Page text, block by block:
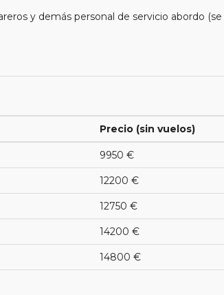
y demás personal de servicio abordo
Precio (sin vuelos)
9950 €
12200 €
12750 €
14200 €
14800 €